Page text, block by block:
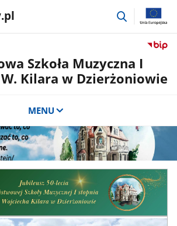
przejdź
Szkoła Muzyczna I
Kilara w Dzierżoniowie
MENU